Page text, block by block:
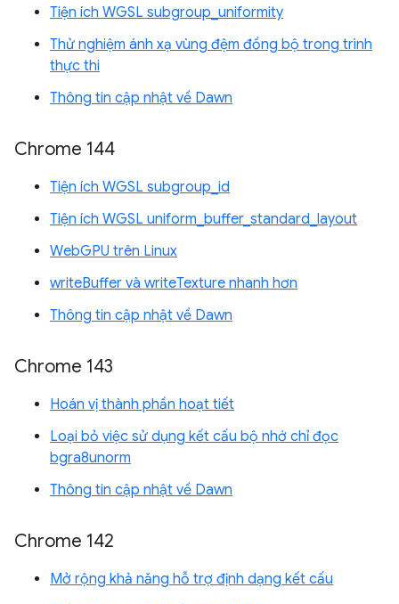
Tiện ích WGSL subgroup_uniformity
Thử nghiệm ánh xạ vùng đệm đồng bộ trong trình
thực thi
Thông tin cập nhật về Dawn
Chrome 144
Tiện ích WGSL subgroup_id
Tiện ích WGSL uniform_buffer_standard_layout
WebGPU trên Linux
writeBuffer và writeTexture nhanh hơn
Thông tin cập nhật về Dawn
Chrome 143
Hoán vị thành phần hoạt tiết
Loại bỏ việc sử dụng kết cấu bộ nhớ chỉ đọc
bgra8unorm
Thông tin cập nhật về Dawn
Chrome 142
Mở rộng khả năng hỗ trợ định dạng kết cấu